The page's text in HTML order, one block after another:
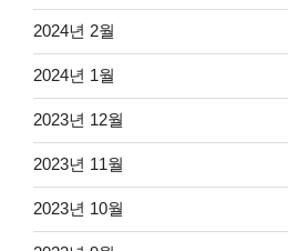
2024년 2월
2024년 1월
2023년 12월
2023년 11월
2023년 10월